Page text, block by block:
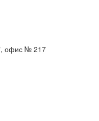
офис № 217